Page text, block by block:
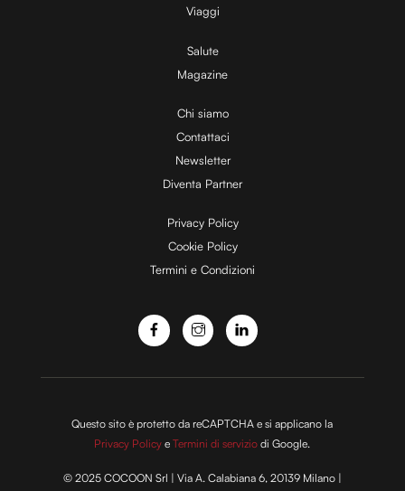
V
i
d
e
o
Viaggi
Salute
Magazine
Chi siamo
Contattaci
Newsletter
Diventa Partner
Privacy Policy
Cookie Policy
Termini e Condizioni
Questo sito è protetto da reCAPTCHA e si applicano la
Privacy Policy eTermini di servizio di Google.
© 2025 COCOON Srl | Via A. Calabiana 6, 20139 Milano |